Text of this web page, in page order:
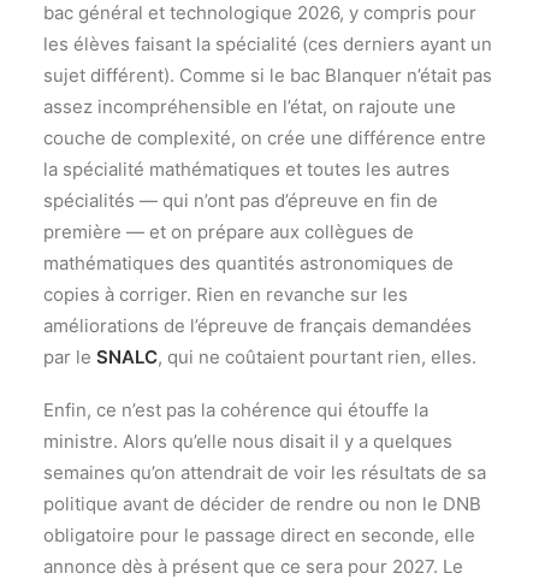
bac général et technologique 2026, y compris pour
les élèves faisant la spécialité (ces derniers ayant un
sujet différent). Comme si le bac Blanquer n’était pas
assez incompréhensible en l’état, on rajoute une
couche de complexité, on crée une différence entre
la spécialité mathématiques et toutes les autres
spécialités — qui n’ont pas d’épreuve en fin de
première — et on prépare aux collègues de
mathématiques des quantités astronomiques de
copies à corriger. Rien en revanche sur les
améliorations de l’épreuve de français demandées
par le SNALC, qui ne coûtaient pourtant rien, elles.
Enfin, ce n’est pas la cohérence qui étouffe la
ministre. Alors qu’elle nous disait il y a quelques
semaines qu’on attendrait de voir les résultats de sa
politique avant de décider de rendre ou non le DNB
obligatoire pour le passage direct en seconde, elle
annonce dès à présent que ce sera pour 2027. Le